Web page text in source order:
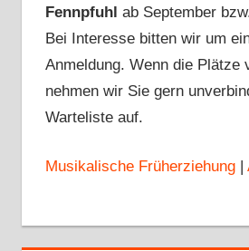
Fennpfuhl ab September
Bei Interesse bitten wir um
Anmeldung. Wenn die Plätze
nehmen wir Sie gern
Warteliste auf.
Musikalische Früherziehung|